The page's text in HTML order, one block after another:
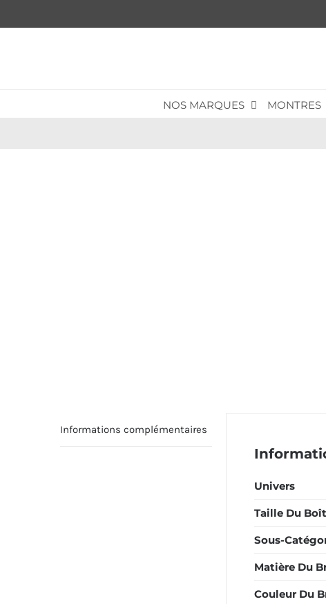
au
NOS MARQUES MONTRES
Informations complémentaires
Univers
Taille Du
Sous-
Matière Du
Couleur Du